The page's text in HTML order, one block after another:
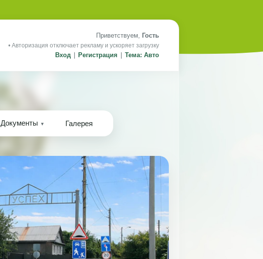
Приветствуем, Гость
• Авторизация отключает рекламу и ускоряет загрузку
Вход Регистрация Тема: Авто
Документы Галерея